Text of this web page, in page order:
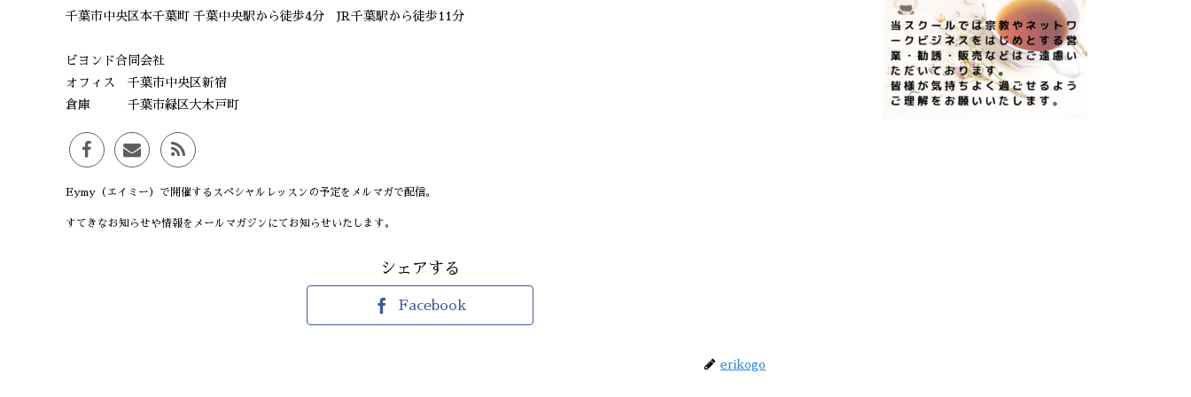
千葉市中央区本千葉町 千葉中央駅から徒歩4分 JR千葉駅から徒歩11分
ビヨンド合同会社
オフィス 千葉市中央区新宿
倉庫 千葉市緑区大木戸町
Eymy（エイミー）で開催するスペシャルレッスンの予定をメルマガで配信。
すてきなお知らせや情報をメールマガジンにてお知らせいたします。
シェアする
Facebook
erikogo